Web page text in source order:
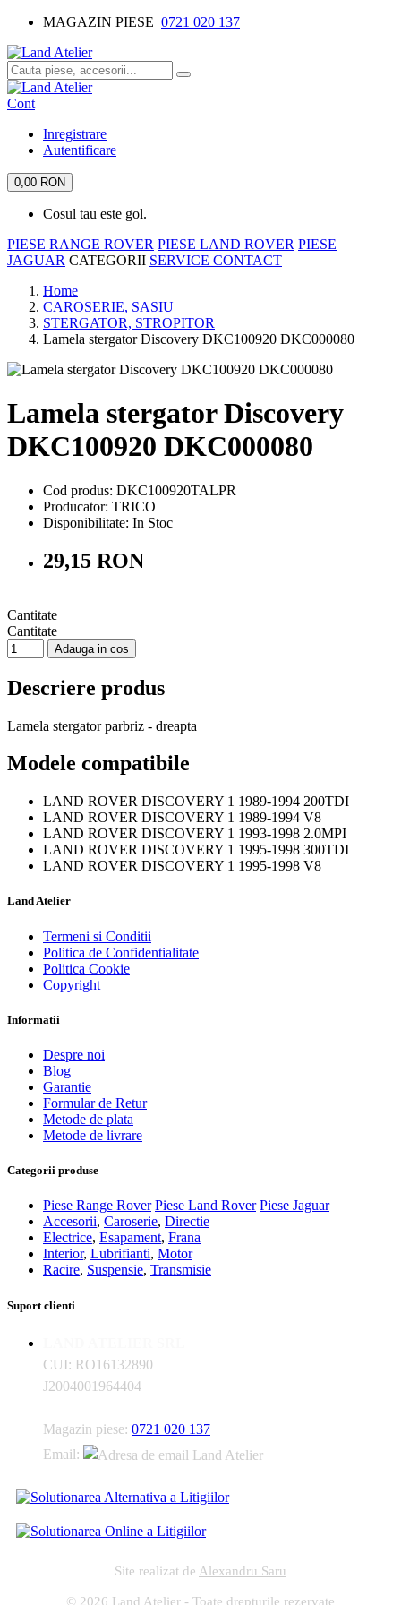
MAGAZIN PIESE 0721 020 137
Cont
Inregistrare
Autentificare
0,00 RON
Cosul tau este gol.
PIESE RANGE ROVER PIESE LAND ROVER PIESE
JAGUAR CATEGORII SERVICE CONTACT
Home
CAROSERIE, SASIU
STERGATOR, STROPITOR
Lamela stergator Discovery DKC100920 DKC000080
Lamela stergator Discovery
DKC100920 DKC000080
Cod produs: DKC100920TALPR
Producator: TRICO
Disponibilitate: In Stoc
29,15 RON
Cantitate
Cantitate
Adauga in cos
Descriere produs
Lamela stergator parbriz - dreapta
Modele compatibile
LAND ROVER DISCOVERY 1 1989-1994 200TDI
LAND ROVER DISCOVERY 1 1989-1994 V8
LAND ROVER DISCOVERY 1 1993-1998 2.0MPI
LAND ROVER DISCOVERY 1 1995-1998 300TDI
LAND ROVER DISCOVERY 1 1995-1998 V8
Land Atelier
Termeni si Conditii
Politica de Confidentialitate
Politica Cookie
Copyright
Informatii
Despre noi
Blog
Garantie
Formular de Retur
Metode de plata
Metode de livrare
Categorii produse
Piese Range Rover Piese Land Rover Piese Jaguar
Accesorii, Caroserie, Directie
Electrice, Esapament, Frana
Interior, Lubrifianti, Motor
Racire, Suspensie, Transmisie
Suport clienti
CUI: RO16132890
J2004001964404
Magazin piese: 0721 020 137
Email:
Site realizat de Alexandru Saru
© 2026 Land Atelier - Toate drepturile rezervate